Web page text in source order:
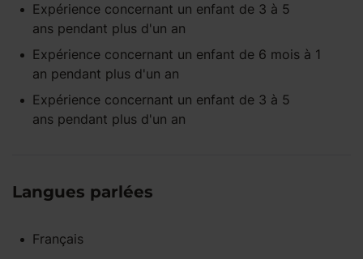
Expérience concernant un enfant de 3 à 5
ans pendant plus d'un an
Expérience concernant un enfant de 6 mois à 1
an pendant plus d'un an
Expérience concernant un enfant de 3 à 5
ans pendant plus d'un an
Langues parlées
Français